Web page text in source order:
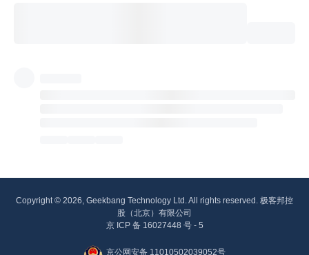
Copyright © 2026, Geekbang Technology Ltd. All rights reserved. 极客邦控
股（北京）有限公司
京 ICP 备 16027448 号 - 5
京公网安备 11010502039052号